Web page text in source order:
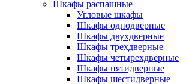
Шкафы распашные
Угловые шкафы
Шкафы однодверные
Шкафы двухдверные
Шкафы трехдверные
Шкафы четырехдверные
Шкафы пятидверные
Шкафы шестидверные